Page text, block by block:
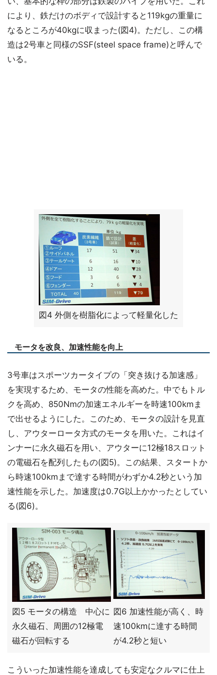
により、鉄だけのボディで設計すると119kgの重量に
なるところが40kgに収まった(図4)。ただし、この構
造は2号車と同様のSSF(steel space frame)と呼んで
いる。
図4 外側を樹脂化によって軽量化した
モータを改良、加速性能を向上
3号車はスポーツカータイプの「突き抜ける加速感」
を実現するため、モータの性能を高めた。中でもトル
クを高め、850Nmの加速エネルギーを時速100kmま
で出せるようにした。このため、モータの設計を見直
し、アウターロータ方式のモータを用いた。これはイ
ンナーに永久磁石を用い、アウターに12極18スロット
の電磁石を配列したもの(図5)。この結果、スタートか
ら時速100kmまで達する時間がわずか4.2秒という加
速性能を示した。加速度は0.7G以上かかったとしてい
る(図6)。
図5 モータの構造 中心に
永久磁石、周囲の12極電
磁石が回転する
図6 加速性能が高く、時
速100kmに達する時間
が4.2秒と短い
こういった加速性能を達成しても安定なクルマに仕上